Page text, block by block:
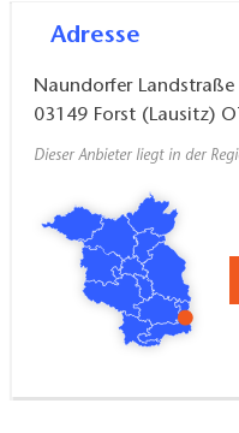
Zwei Grabsteine aus
sind in eine Wand der
Adresse
Naundorfer Landstraße
03149 Forst (Lausitz)
Dieser Anbieter liegt in der